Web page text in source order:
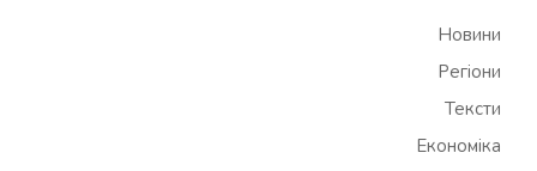
Новини
Регіони
Тексти
Економіка